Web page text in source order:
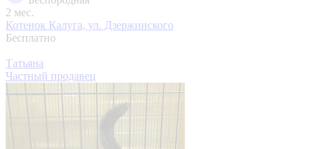
2 мес.
Котенок Калуга, ул. Дзержинского
Бесплатно
Татьяна
Частный продавец